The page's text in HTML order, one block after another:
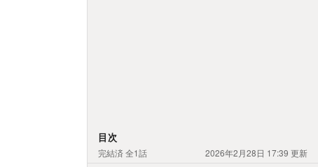
目次
完結済全1話 2026年2月28日 17:39 更新